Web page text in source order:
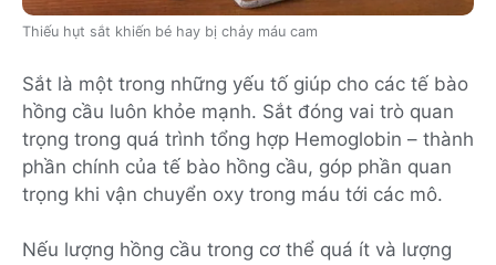
Thiếu hụt sắt khiến bé hay bị chảy máu cam
Sắt là một trong những yếu tố giúp cho các tế bào
hồng cầu luôn khỏe mạnh. Sắt đóng vai trò quan
trọng trong quá trình tổng hợp Hemoglobin – thành
phần chính của tế bào hồng cầu, góp phần quan
trọng khi vận chuyển oxy trong máu tới các mô.
Nếu lượng hồng cầu trong cơ thể quá ít và lượng